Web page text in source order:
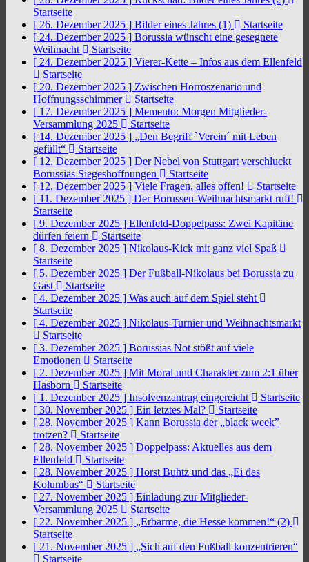
Startseite
[ 26. Dezember 2025 ] Bilder eines Jahres (1)
Startseite
[ 24. Dezember 2025 ] Borussia wünscht eine gesegnete
Weihnacht
Startseite
[ 24. Dezember 2025 ] Vierer-Kette – Infos aus dem Ellenfeld
Startseite
[ 20. Dezember 2025 ] Zwischen Horroszenario und
Hoffnungsschimmer
Startseite
[ 17. Dezember 2025 ] Memento: Morgen Mitglieder-
Versammlung 2025
Startseite
[ 14. Dezember 2025 ] „Den Begriff `Verein´ mit Leben
gefüllt“
Startseite
[ 12. Dezember 2025 ] Der Nebel von Stuttgart verschluckt
Borussias Siegeshoffnungen
Startseite
[ 12. Dezember 2025 ] Viele Fragen, alles offen!
Startseite
[ 11. Dezember 2025 ] Der Borussen-Weihnachtsmarkt ruft!
Startseite
[ 9. Dezember 2025 ] Ellenfeld-Doppelpass: Zwei Kapitäne
dürfen feiern
Startseite
[ 8. Dezember 2025 ] Nikolaus-Kick mit ganz viel Spaß
Startseite
[ 5. Dezember 2025 ] Der Fußball-Nikolaus bei Borussia zu
Gast
Startseite
[ 4. Dezember 2025 ] Was auch auf dem Spiel steht
Startseite
[ 4. Dezember 2025 ] Nikolaus-Turnier und Weihnachtsmarkt
Startseite
[ 3. Dezember 2025 ] Borussias Not stößt auf viele
Emotionen
Startseite
[ 2. Dezember 2025 ] Mit Moral und Charakter zum 2:1 über
Hasborn
Startseite
[ 1. Dezember 2025 ] Insolvenzantrag eingereicht
Startseite
[ 30. November 2025 ] Ein letztes Mal?
Startseite
[ 28. November 2025 ] Kann Borussia der „black week”
trotzen?
Startseite
[ 28. November 2025 ] Doppelpass: Aktuelles aus dem
Ellenfeld
Startseite
[ 28. November 2025 ] Horst Buhtz und das „Ei des
Kolumbus“
Startseite
[ 27. November 2025 ] Einladung zur Mitglieder-
Versammlung 2025
Startseite
[ 22. November 2025 ] „Erbarme, die Hesse kommen!“ (2)
Startseite
[ 21. November 2025 ] „Sich auf den Fußball konzentrieren“
Startseite